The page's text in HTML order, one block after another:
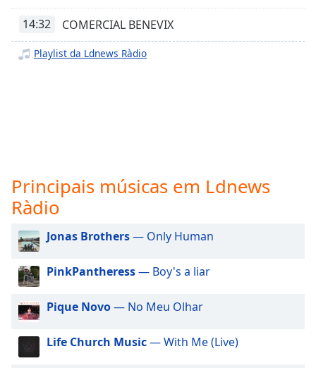
descriptions
off,
selected
subtitles
off,
selected
Audio
Picture-
Picture
Fullscreen
This
14:32 COMERCIAL BENEVIX
Playlist da Ldnews Ràdio
Principais músicas em Ldnews
Ràdio
Jonas Brothers— Only Human
PinkPantheress— Boy's a liar
Pique Novo— No Meu Olhar
Life Church Music— With Me (Live)